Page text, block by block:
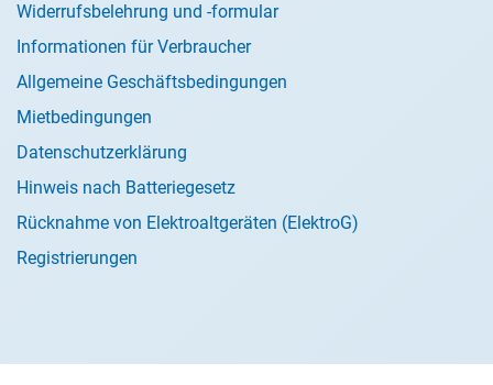
Widerrufsbelehrung und -formular
Informationen für Verbraucher
Allgemeine Geschäftsbedingungen
Mietbedingungen
Datenschutzerklärung
Hinweis nach Batteriegesetz
Rücknahme von Elektroaltgeräten (ElektroG)
Registrierungen